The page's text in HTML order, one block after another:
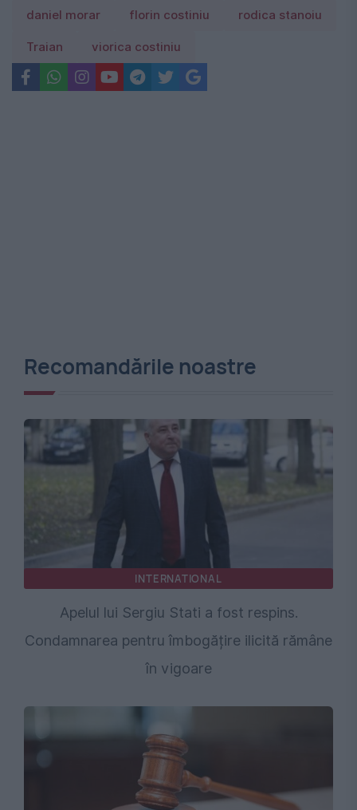
daniel morar florin costiniu rodica stanoiu
Traian viorica costiniu
Recomandările noastre
INTERNATIONAL
Apelul lui Sergiu Stati a fost respins.
Condamnarea pentru îmbogățire ilicită rămâne
în vigoare